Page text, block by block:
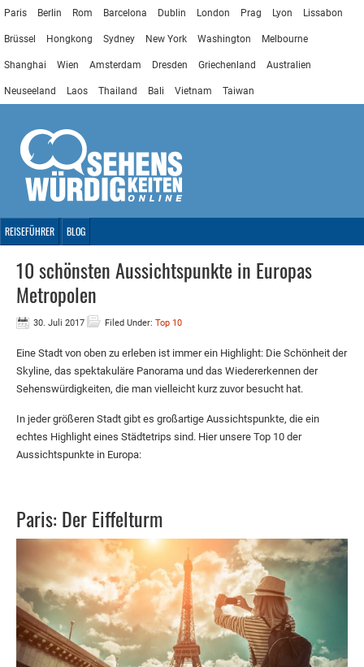
Paris Berlin Rom Barcelona Dublin London Prag Lyon Lissabon
Brüssel Hongkong Sydney New York Washington Melbourne
Shanghai Wien Amsterdam Dresden Griechenland Australien
Neuseeland Laos Thailand Bali Vietnam Taiwan
REISEFÜHRER BLOG
10 schönsten Aussichtspunkte in Europas
Metropolen
30. Juli 2017 Filed Under: Top 10
Eine Stadt von oben zu erleben ist immer ein Highlight: Die Schönheit der
Skyline, das spektakuläre Panorama und das Wiedererkennen der
Sehenswürdigkeiten, die man vielleicht kurz zuvor besucht hat.
In jeder größeren Stadt gibt es großartige Aussichtspunkte, die ein
echtes Highlight eines Städtetrips sind. Hier unsere Top 10 der
Aussichtspunkte in Europa:
Paris: Der Eiffelturm